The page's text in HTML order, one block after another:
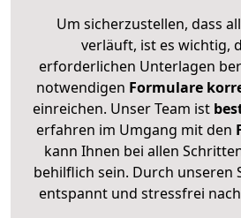
Um sicherzustellen, dass
verläuft, ist es wichtig,
erforderlichen Unterlagen
notwendigen Formulare
einreichen. Unser Team ist
erfahren im Umgang mit den
kann Ihnen bei allen
behilflich sein. Durch unseren
entspannt und stressfrei